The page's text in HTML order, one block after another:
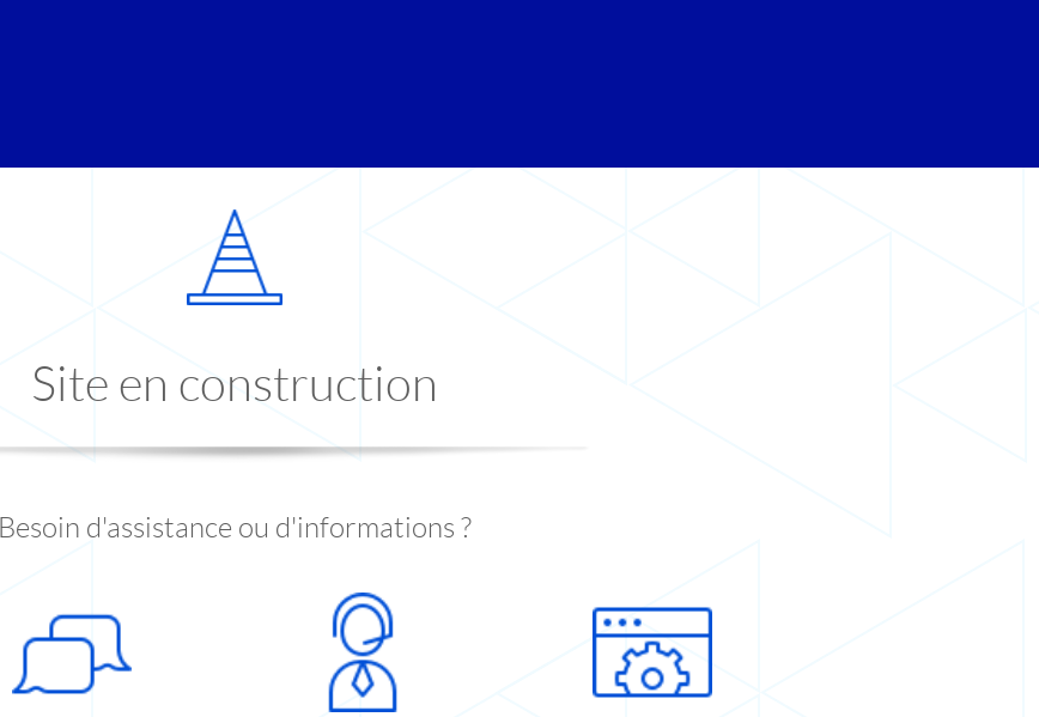
Site en construction
Besoin d'assistance ou d'informations ?